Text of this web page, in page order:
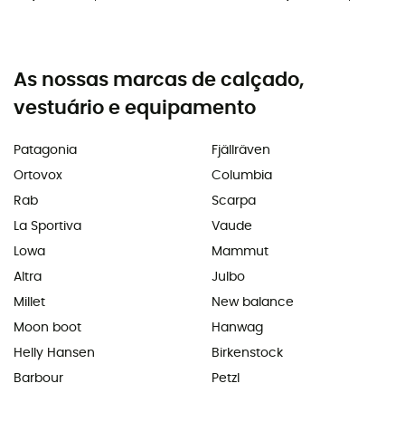
As nossas marcas de calçado,
vestuário e equipamento
Patagonia
Ortovox
Rab
La Sportiva
Lowa
Altra
Millet
Moon boot
Helly Hansen
Barbour
Fjällräven
Columbia
Scarpa
Vaude
Mammut
Julbo
New balance
Hanwag
Birkenstock
Petzl